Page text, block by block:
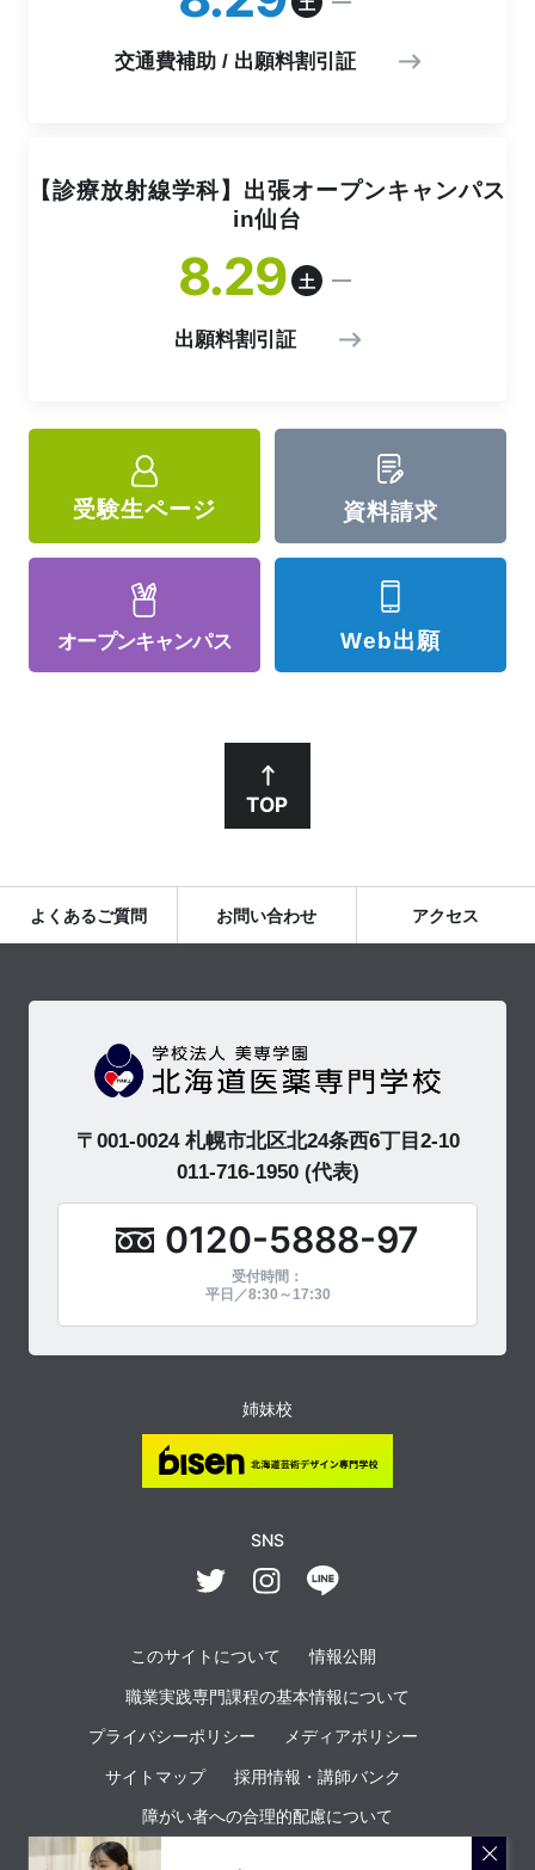
交通費補助 / 出願料割引証
【診療放射線学科】出張オープンキャンパス
in仙台
8 29 土
出願料割引証
受験生ページ 資料請求
オープンキャンパス Web出願
TOP
よくあるご質問 お問い合わせ アクセス
〒001-0024 札幌市北区北24条西6丁目2-10
011-716-1950(代表)
0120-5888-97
受付時間：
平日／8:30～17:30
姉妹校
SNS
このサイトについて 情報公開
職業実践専門課程の基本情報について
プライバシーポリシー メディアポリシー
サイトマップ 採用情報・講師バンク
障がい者への合理的配慮について